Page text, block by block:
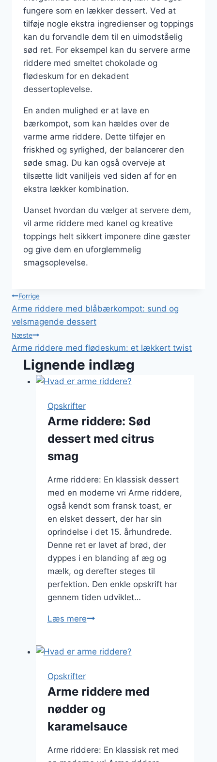
fungere som en lækker dessert. Ved at
tilføje nogle ekstra ingredienser og toppings
kan du forvandle dem til en uimodståelig
sød ret. For eksempel kan du servere arme
riddere med smeltet chokolade og
flødeskum for en dekadent
dessertoplevelse.
En anden mulighed er at lave en
bærkompot, som kan hældes over de
varme arme riddere. Dette tilføjer en
friskhed og syrlighed, der balancerer den
søde smag. Du kan også overveje at
tilsætte lidt vaniljeis ved siden af for en
ekstra lækker kombination.
Uanset hvordan du vælger at servere dem,
vil arme riddere med kanel og kreative
toppings helt sikkert imponere dine gæster
og give dem en uforglemmelig
smagsoplevelse.
Indlægsnavigation
Forrige
Arme riddere med blåbærkompot: sund og
velsmagende dessert
Næste
Arme riddere med flødeskum: et lækkert twist
Lignende indlæg
Opskrifter
Arme riddere: Sød
dessert med citrus
smag
Arme riddere: En klassisk dessert
med en moderne vri Arme riddere,
også kendt som fransk toast, er
en elsket dessert, der har sin
oprindelse i det 15. århundrede.
Denne ret er lavet af brød, der
dyppes i en blanding af æg og
mælk, og derefter steges til
perfektion. Den enkle opskrift har
gennem tiden udviklet…
Læs mereArme
dessert
smag
Opskrifter
Arme riddere med
nødder og
karamelsauce
Arme riddere: En klassisk ret med